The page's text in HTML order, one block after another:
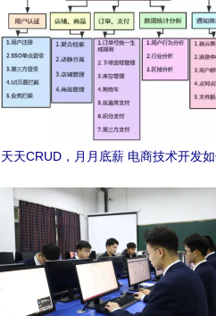
天天CRUD，月月底薪 电商技术开发